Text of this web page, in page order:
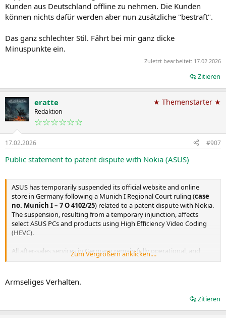
Kunden aus Deutschland offline zu nehmen. Die Kunden
können nichts dafür werden aber nun zusätzliche "bestraft".
Das ganz schlechter Stil. Fährt bei mir ganz dicke
Minuspunkte ein.
Zuletzt bearbeitet: 17.02.2026
Zitieren
eratte
Redaktion
☆☆☆☆☆☆
★ Themenstarter ★
17.02.2026 #907
Public statement to patent dispute with Nokia (ASUS)
ASUS has temporarily suspended its official website and online
store in Germany following a Munich I Regional Court ruling (case
no. Munich I – 7 O 4102/25) related to a patent dispute with Nokia.
The suspension, resulting from a temporary injunction, affects
select ASUS PCs and products using High Efficiency Video Coding
(HEVC).
All after-sales services in Germany remain fully operational, and
existing customers will continue to receive uninterrupted support
pursuing further legal action
soon as possible. ASUS continues to stand by
Zum Vergrößern anklicken....
Armseliges Verhalten.
Zitieren